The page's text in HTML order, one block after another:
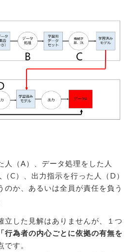
人（A）、データ処理をした人
（C）、出力指示を行った人（D）
のか、あるいは全員が責任を負う
立した見解はありませんが、１つ
「行為者の内心ごとに依拠の有無を
です。